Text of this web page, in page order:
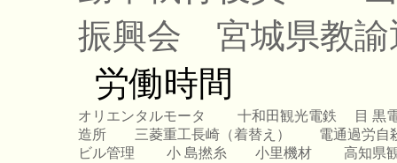
振興会
宮城県
労働時間
オリエンタルモータ 十和田観光電鉄
目 黒
造所
三菱重工長崎（着替え）
電通過労自
ビル管理
小 島撚糸 小里機材
高知県